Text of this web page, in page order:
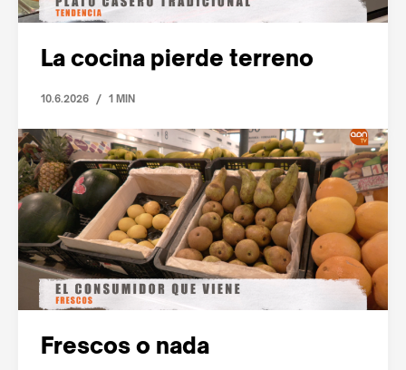
La cocina pierde terreno
10.6.2026 / 1 MIN
Frescos o nada